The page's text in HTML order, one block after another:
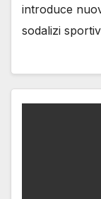
introduce
sodalizi